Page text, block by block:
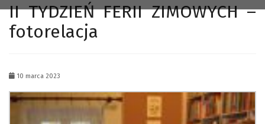
II TYDZIEŃ FERII ZIMOWYCH –
fotorelacja
10 marca 2023